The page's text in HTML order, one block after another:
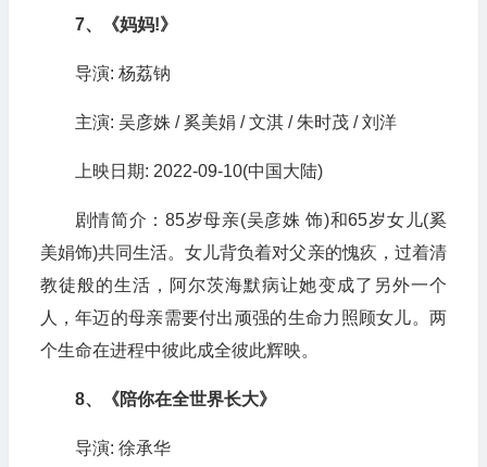
7、《妈妈!》
导演: 杨荔钠
主演: 吴彦姝 / 奚美娟 / 文淇 / 朱时茂 / 刘洋
上映日期: 2022-09-10(中国大陆)
剧情简介：85岁母亲(吴彦姝 饰)和65岁女儿(奚
美娟饰)共同生活。女儿背负着对父亲的愧疚，过着清
教徒般的生活，阿尔茨海默病让她变成了另外一个
人，年迈的母亲需要付出顽强的生命力照顾女儿。两
个生命在进程中彼此成全彼此辉映。
8、《陪你在全世界长大》
导演: 徐承华